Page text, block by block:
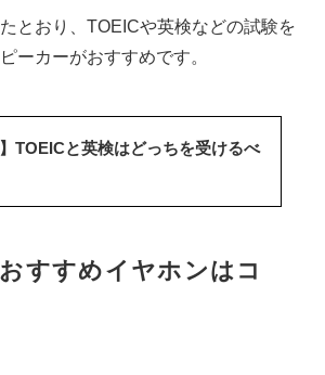
とおり、TOEICや英検などの試験を
ーカーがおすすめです。
】TOEICと英検はどっちを受けるべ
すすめイヤホンはコ